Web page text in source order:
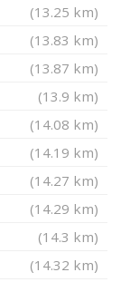
(13.25 km)
(13.83 km)
(13.87 km)
(13.9 km)
(14.08 km)
(14.19 km)
(14.27 km)
(14.29 km)
(14.3 km)
(14.32 km)